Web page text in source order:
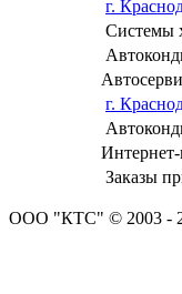
г.
Системы
г.
Интернет-
Заказы
ООО "КТС" © 2003 -